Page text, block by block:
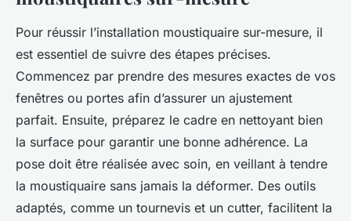
Pour réussir l’installation moustiquaire sur-mesure, il
est essentiel de suivre des étapes précises.
Commencez par prendre des mesures exactes de vos
fenêtres ou portes afin d’assurer un ajustement
parfait. Ensuite, préparez le cadre en nettoyant bien
la surface pour garantir une bonne adhérence. La
pose doit être réalisée avec soin, en veillant à tendre
la moustiquaire sans jamais la déformer. Des outils
adaptés, comme un tournevis et un cutter, facilitent la